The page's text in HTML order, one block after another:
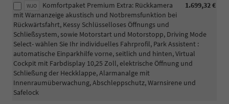
WJO 1.699,32 €
Komfortpaket Premium Extra: Rückkamera
mit Warnanzeige akustisch und Notbremsfunktion bei
Rückwärtsfahrt, Kessy Schlüsselloses Öffnungs und
Schließsystem, sowie Motorstart und Motorstopp, Driving Mode
Select- wählen Sie Ihr individuelles Fahrprofil, Park Assistent :
automatische Einparkhilfe vorne, seitlich und hinten, Virtual
Cockpit mit Farbdisplay 10,25 Zoll, elektrische Öffnung und
Schließung der Heckklappe, Alarmanalge mit
Innenraumüberwachung, Abschleppschutz, Warnsirene und
Safelock